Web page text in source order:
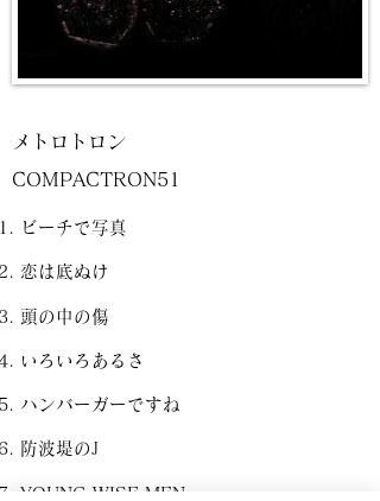
ビーチで写真
恋は底ぬけ
頭の中の傷
いろいろあるさ
ハンバーガーですね
防波堤のJ
YOUNG WISE MEN
メトロトロン
COMPACTRON51